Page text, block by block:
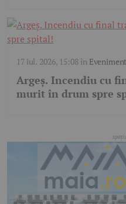
17 iul. 2026, 15:08în
Argeș. Incendiu cu
murit în drum spre